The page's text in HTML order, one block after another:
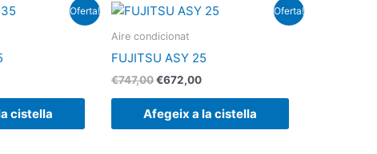
Oferta!
El
cistella
Oferta!
Aire condicionat
FUJITSU ASY 25
€747,00
El
original
€747,00.
€672,00
El
€672,00.
Afegeix a la cistella